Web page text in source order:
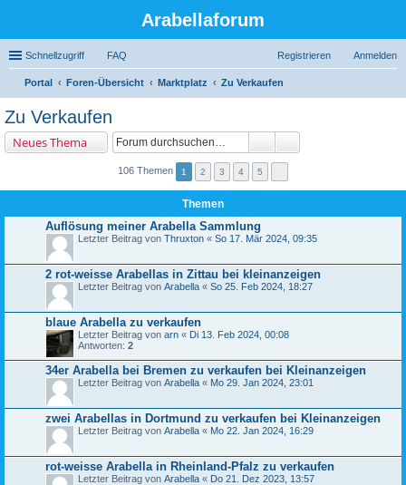
Arabellaforum
Schnellzugriff FAQ Anmelden
Registrieren
Portal Foren-Übersicht Marktplatz
Zu Verkaufen
Zu Verkaufen
Neues Thema
106 Themen 1 2 3 4 5
Themen
Auflösung meiner Arabella Sammlung
Letzter Beitrag von Thruxton « So 17. Mär 2024, 09:35
2 rot-weisse Arabellas in Zittau bei kleinanzeigen
Letzter Beitrag von Arabella « So 25. Feb 2024, 18:27
blaue Arabella zu verkaufen
Letzter Beitrag von arn « Di 13. Feb 2024, 00:08
Antworten: 2
34er Arabella bei Bremen zu verkaufen bei Kleinanzeigen
Letzter Beitrag von Arabella « Mo 29. Jan 2024, 23:01
zwei Arabellas in Dortmund zu verkaufen bei Kleinanzeigen
Letzter Beitrag von Arabella « Mo 22. Jan 2024, 16:29
rot-weisse Arabella in Rheinland-Pfalz zu verkaufen
Letzter Beitrag von Arabella « Do 21. Dez 2023, 13:57